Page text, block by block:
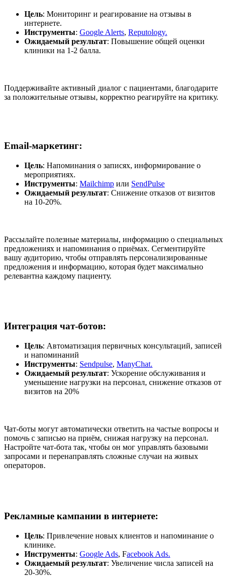
Цель: Мониторинг и реагирование на отзывы в
интернете.
Инструменты: Google Alerts, Reputology.
Ожидаемый результат: Повышение общей оценки
клиники на 1-2 балла.
Поддерживайте активный диалог с пациентами, благодарите
за положительные отзывы, корректно реагируйте на критику.
Email-маркетинг:
Цель: Напоминания о записях, информирование о
мероприятиях.
Инструменты: Mailchimp или SendPulse
Ожидаемый результат: Снижение отказов от визитов
на 10-20%.
Рассылайте полезные материалы, информацию о специальных
предложениях и напоминания о приёмах. Сегментируйте
вашу аудиторию, чтобы отправлять персонализированные
предложения и информацию, которая будет максимально
релевантна каждому пациенту.
Интеграция чат-ботов:
Цель: Автоматизация первичных консультаций, записей
и напоминаний
Инструменты: Sendpulse, ManyChat.
Ожидаемый результат: Ускорение обслуживания и
уменьшение нагрузки на персонал, снижение отказов от
визитов на 20%
Чат-боты могут автоматически ответить на частые вопросы и
помочь с записью на приём, снижая нагрузку на персонал.
Настройте чат-бота так, чтобы он мог управлять базовыми
запросами и перенаправлять сложные случаи на живых
операторов.
Рекламные кампании в интернете:
Цель: Привлечение новых клиентов и напоминание о
клинике.
Инструменты: Google Ads, Facebook Ads.
Ожидаемый результат: Увеличение числа записей на
20-30%.